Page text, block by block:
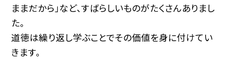
ままだから」など、すばらしいものがたくさんありまし
た。
道徳は繰り返し学ぶことでその価値を身に付けてい
きます。